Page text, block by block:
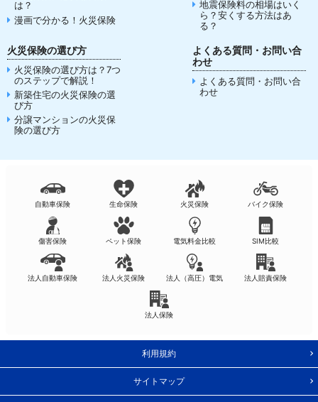
は？
漫画で分かる！火災保険
地震保険料の相場はいく
ら？安くする方法はあ
る？
火災保険の選び方
火災保険の選び方は？7つ
のステップで解説！
新築住宅の火災保険の選
び方
分譲マンションの火災保
険の選び方
よくある質問・お問い合
わせ
よくある質問・お問い合
わせ
自動車保険 生命保険 火災保険 バイク保険
傷害保険 ペット保険 電気料金比較 SIM比較
法人自動車保険 法人火災保険 法人（高圧）電気 法人賠責保険
法人保険
利用規約
サイトマップ